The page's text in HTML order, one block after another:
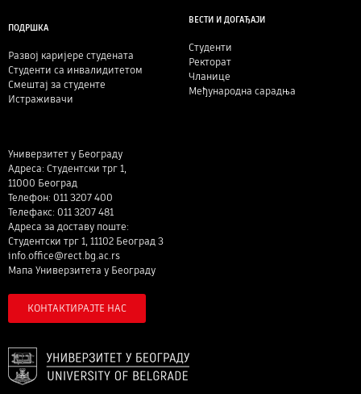
ПОДРШКА
Развој каријере студената
Студенти са инвалидитетом
Смештај за студенте
Истраживачи
ВЕСТИ И ДОГАЂАЈИ
Студенти
Ректорат
Чланице
Међународна сарадња
Универзитет у Београду
Адреса: Студентски трг 1,
11000 Београд
Телефон: 011 3207 400
Телефакс: 011 3207 481
Адреса за доставу поште:
Студентски трг 1, 11102 Београд 3
info.office@rect.bg.ac.rs
Мапа Универзитета у Београду
КОНТАКТИРАЈТЕ НАС